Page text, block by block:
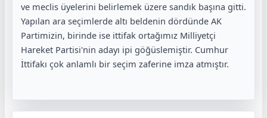
ve meclis üyelerini belirlemek üzere sandık başına gitti.
Yapılan ara seçimlerde altı beldenin dördünde AK
Partimizin, birinde ise ittifak ortağımız Milliyetçi
Hareket Partisi'nin adayı ipi göğüslemiştir. Cumhur
İttifakı çok anlamlı bir seçim zaferine imza atmıştır.